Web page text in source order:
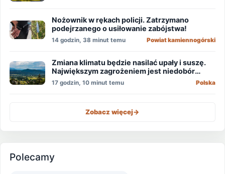
Nożownik w rękach policji. Zatrzymano
podejrzanego o usiłowanie zabójstwa!
14 godzin, 38 minut temu Powiat kamiennogórski
Zmiana klimatu będzie nasilać upały i suszę.
Największym zagrożeniem jest niedobór
wody
17 godzin, 10 minut temu Polska
Zobacz więcej->
Polecamy